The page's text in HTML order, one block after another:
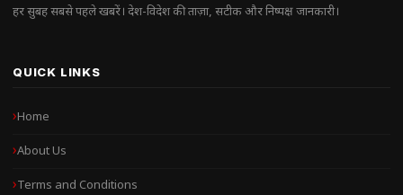
हर सुबह सबसे पहले खबरें। देश-विदेश की ताज़ा, सटीक और निष्पक्ष जानकारी।
QUICK LINKS
Home
About Us
Terms and Conditions